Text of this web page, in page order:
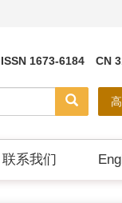
ISSN 1673-6184 CN
联系我们